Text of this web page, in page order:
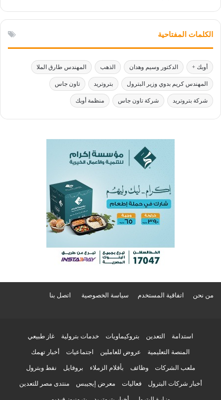
الكلمات المفتاحية
أوبك + الدكتور وسيم وهدان الذهب المهندس طارق الملا
المهندس كريم بدوي وزير البترول بتروتريد تاون جاس
شركة بتروتريد شركة تاون جاس منظمة أوبك
من نحن اتفاقية المستخدم سياسة الخصوصية اتصل بنا
استدامة التعدين بتروكيماويات خدمات بترولية غاز طبيعي
المنصة التعليمية عروض للعاملين اجتماعيات أخبار تهمك
ملعب الشركات وظائف بأقلام الزملاء بروفايل نفط وبترول
أخبار شركات البترول فعاليات معرض إيجيبس منتدى مصر للتعدين